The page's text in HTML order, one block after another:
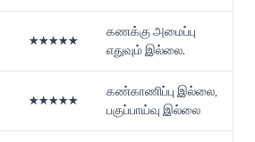
★★★★★
கணக்கு அமைப்பு
எதுவும் இல்லை.
★★★★★
கண்காணிப்பு இல்லை,
பகுப்பாய்வு இல்லை